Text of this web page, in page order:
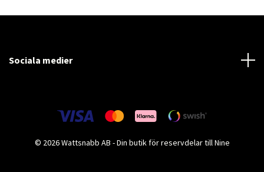
Sociala medier
© 2026 Wattsnabb AB - Din butik för reservdelar till Nine